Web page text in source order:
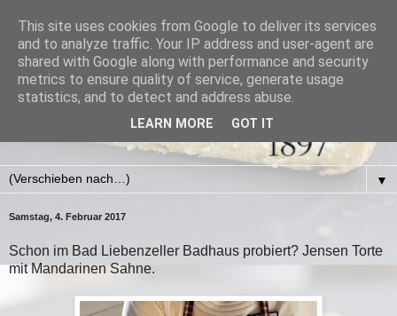
▼
Samstag, 4. Februar 2017
Schon im Bad Liebenzeller Badhaus probiert? Jensen Torte
mit Mandarinen Sahne.
This site uses cookies from Google to deliver its services
and to analyze traffic. Your IP address and user-agent are
shared with Google along with performance and security
metrics to ensure quality of service, generate usage
statistics, and to detect and address abuse.
LEARN MORE GOT IT